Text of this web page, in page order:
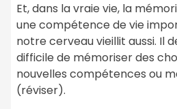
Et, dans la vraie vie, la
une compétence de vie
notre cerveau vieillit aussi. Il
difficile de mémoriser des
nouvelles compétences ou
(réviser).